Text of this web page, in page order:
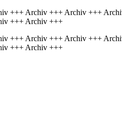
+++ Archiv +++ Archiv +++
+++ Archiv +++
+++ Archiv +++ Archiv +++
+++ Archiv +++